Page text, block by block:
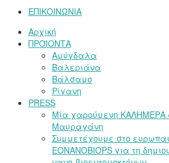
ΕΠΙΚΟΙΝΩΝΙΑ
Αρχική
ΠΡΟΪΟΝΤΑ
Αμύγδαλα
Βαλεριάνα
Βάλσαμο
Ρίγανη
PRESS
Μία χαρούμενη ΚΑΛΗΜΕΡΑ
Μαυραγάνη
Συμμετέχουμε στο
EONANOBIOPS για τη